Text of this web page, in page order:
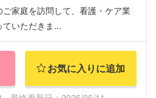
ご家庭を訪問して、看護・ケア業
ていただきま...
お気に入りに追加